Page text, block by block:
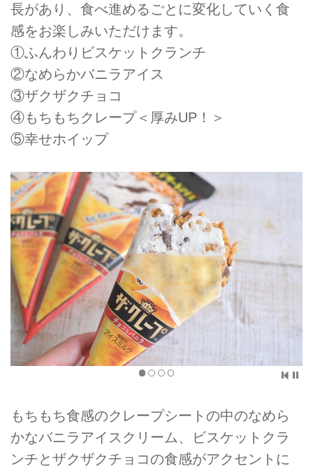
長があり、食べ進めるごとに変化していく食
感をお楽しみいただけます。
①ふんわりビスケットクランチ
②なめらかバニラアイス
③ザクザクチョコ
④もちもちクレープ＜厚みUP！＞
⑤幸せホイップ
もちもち食感のクレープシートの中のなめら
かなバニラアイスクリーム、ビスケットクラ
ンチとザクザクチョコの食感がアクセントに